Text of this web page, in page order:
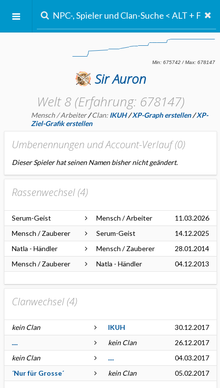
Sir Auron
Welt 8 (Erfahrung: 678147)
Mensch / Arbeiter/Clan: IKUH /XP-Graph erstellen/XP-
Ziel-Grafik erstellen
Umbenennungen und Account-Verlauf (0)
Dieser Spieler hat seinen Namen bisher nicht geändert.
Rassenwechsel (4)
Serum-Geist Mensch / Arbeiter
11.03.2026
Mensch / Zauberer
Serum-Geist
14.12.2025
Natla - Händler
Mensch / Zauberer
28.01.2014
Mensch / Zauberer
Natla - Händler 04.12.2013
Clanwechsel (4)
kein Clan IKUH
30.12.2017
....
kein Clan
26.12.2017
kein Clan
....
04.03.2017
´Nur für Grosse´
kein Clan 05.02.2017